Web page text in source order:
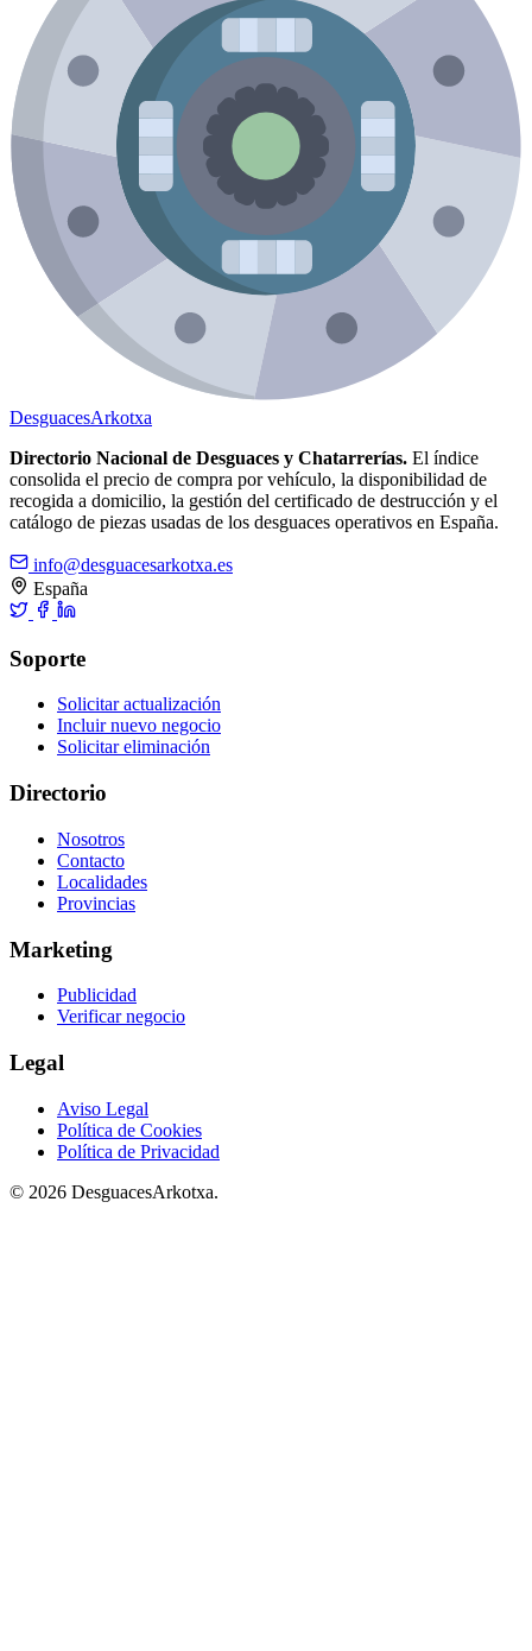
DesguacesArkotxa
Directorio Nacional de Desguaces y Chatarrerías. El índice
consolida el precio de compra por vehículo, la disponibilidad de
recogida a domicilio, la gestión del certificado de destrucción y el
catálogo de piezas usadas de los desguaces operativos en España.
info@desguacesarkotxa.es
España
Soporte
Solicitar actualización
Incluir nuevo negocio
Solicitar eliminación
Directorio
Nosotros
Contacto
Localidades
Provincias
Marketing
Publicidad
Verificar negocio
Legal
Aviso Legal
Política de Cookies
Política de Privacidad
© 2026 DesguacesArkotxa.